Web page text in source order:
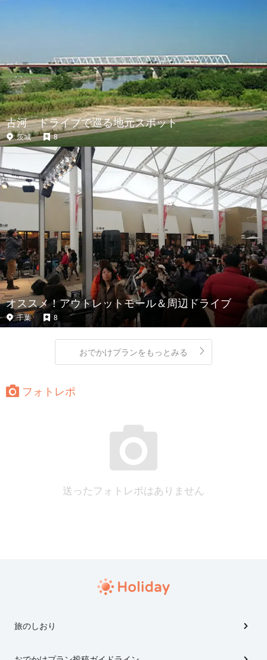
古河 ドライブで巡る地元スポット
茨城 8
オススメ！アウトレットモール＆周辺ドライブ
千葉 8
おでかけプランをもっとみる
フォトレポ
送ったフォトレポはありません
旅のしおり